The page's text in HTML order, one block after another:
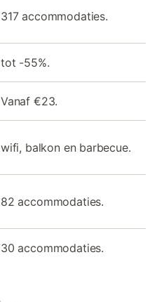
317 accommodaties.
tot -55%.
Vanaf €23.
wifi, balkon en barbecue.
82 accommodaties.
30 accommodaties.